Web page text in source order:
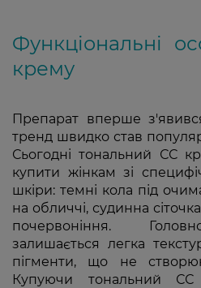
Функціональні
крему
Препарат вперше
тренд швидко став
Сьогодні тональний СС
купити жінкам зі
шкіри: темні кола під
на обличчі, судинна
почервоніння.
залишається легка
пігменти, що не
Купуючи тональний